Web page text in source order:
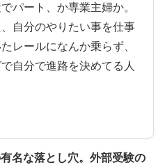
パート、か専業主婦か。
自分のやりたい事を仕事
レールになんか乗らず、
自分で進路を決めてる人
名な落とし穴。外部受験の